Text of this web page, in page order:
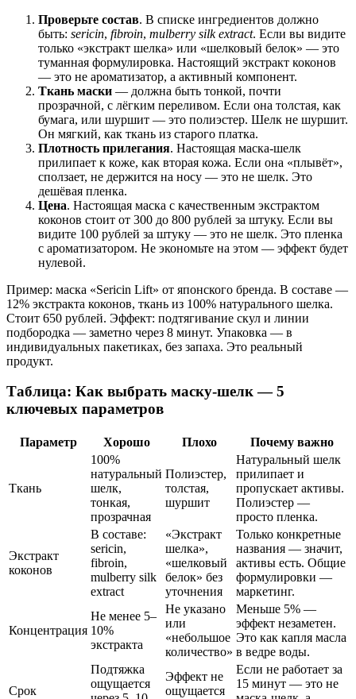
Проверьте состав. В списке ингредиентов должно
быть: sericin, fibroin, mulberry silk extract. Если вы видите
только «экстракт шелка» или «шелковый белок» — это
туманная формулировка. Настоящий экстракт коконов
— это не ароматизатор, а активный компонент.
Ткань маски — должна быть тонкой, почти
прозрачной, с лёгким переливом. Если она толстая, как
бумага, или шуршит — это полиэстер. Шелк не шуршит.
Он мягкий, как ткань из старого платка.
Плотность прилегания. Настоящая маска-шелк
прилипает к коже, как вторая кожа. Если она «плывёт»,
сползает, не держится на носу — это не шелк. Это
дешёвая пленка.
Цена. Настоящая маска с качественным экстрактом
коконов стоит от 300 до 800 рублей за штуку. Если вы
видите 100 рублей за штуку — это не шелк. Это пленка
с ароматизатором. Не экономьте на этом — эффект будет
нулевой.
Пример: маска «Sericin Lift» от японского бренда. В составе —
12% экстракта коконов, ткань из 100% натурального шелка.
Стоит 650 рублей. Эффект: подтягивание скул и линии
подбородка — заметно через 8 минут. Упаковка — в
индивидуальных пакетиках, без запаха. Это реальный
продукт.
Таблица: Как выбрать маску-шелк — 5
ключевых параметров
Параметр Хорошо Плохо Почему важно
Ткань
100%
натуральный
шелк,
тонкая,
прозрачная
Полиэстер,
толстая,
шуршит
Натуральный шелк
прилипает и
пропускает активы.
Полиэстер —
просто пленка.
Экстракт
коконов
В составе:
sericin,
fibroin,
mulberry silk
extract
«Экстракт
шелка»,
«шелковый
белок» без
уточнения
Только конкретные
названия — значит,
активы есть. Общие
формулировки —
маркетинг.
Концентрация
Не менее 5–
10%
экстракта
Не указано
или
«небольшое
количество»
Меньше 5% —
эффект незаметен.
Это как капля масла
в ведре воды.
Срок
Подтяжка
ощущается
Эффект не
ощущается
Если не работает за
15 минут — это не